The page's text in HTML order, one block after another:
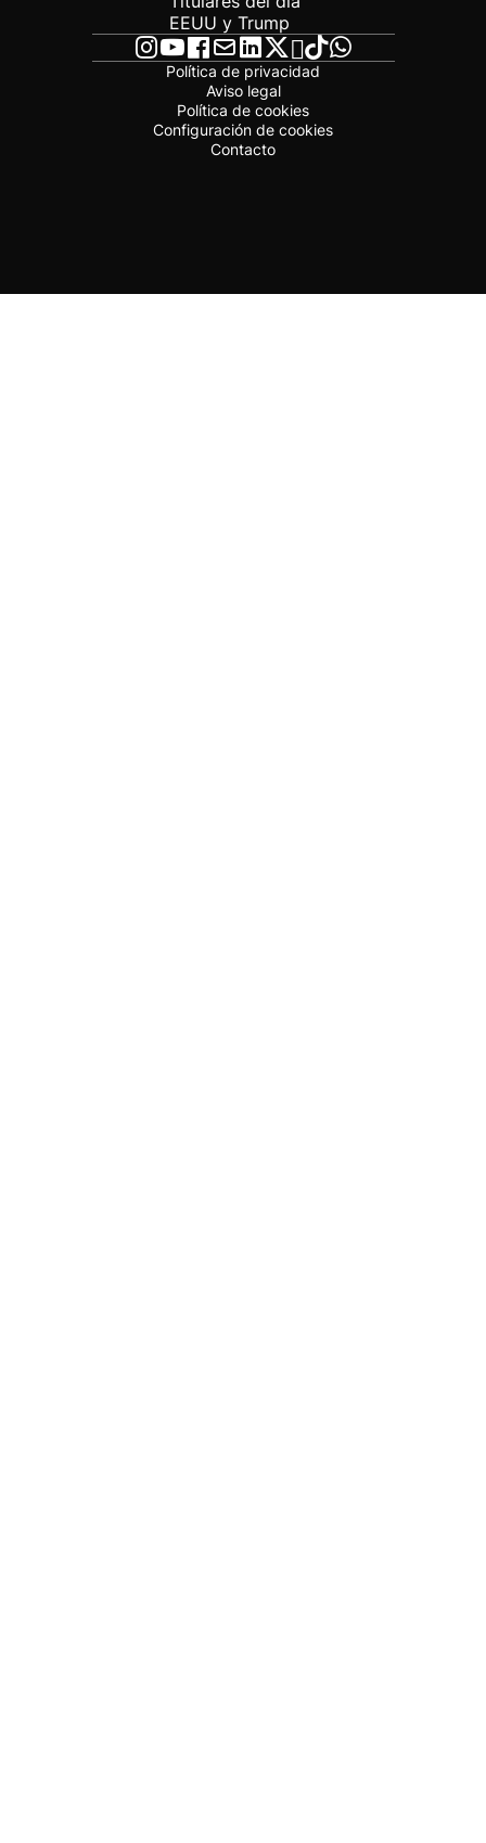
EEUU y Trump
Política de privacidad
Aviso legal
Política de cookies
Configuración de cookies
Contacto